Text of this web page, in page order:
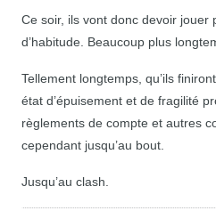
Ce soir, ils vont donc devoir jouer
d’habitude. Beaucoup plus
Tellement longtemps, qu’ils
état d’épuisement et de fragilité
règlements de compte et autres
cependant jusqu’au bout.
Jusqu’au clash.